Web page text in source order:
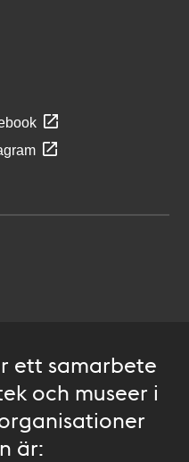
ett samarbete
och museer i
är: